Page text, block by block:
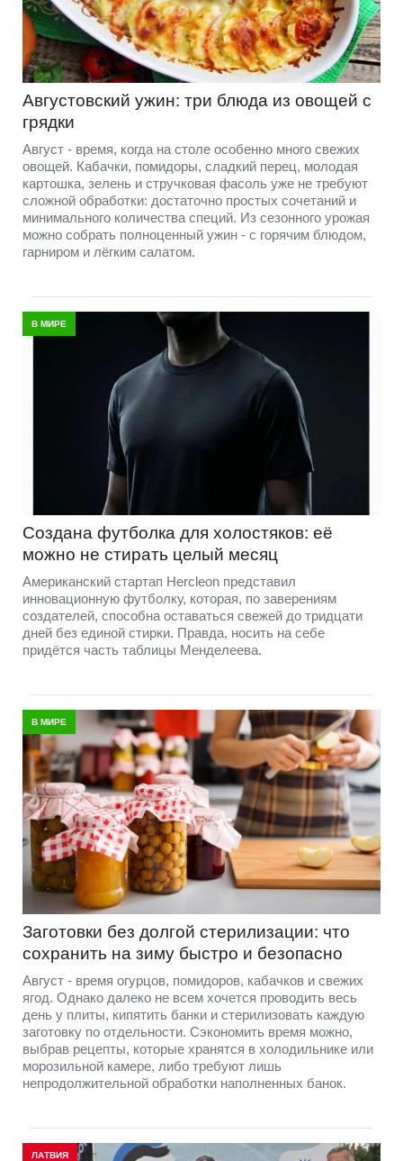
Августовский ужин: три блюда из овощей с
грядки
Август - время, когда на столе особенно много свежих
овощей. Кабачки, помидоры, сладкий перец, молодая
картошка, зелень и стручковая фасоль уже не требуют
сложной обработки: достаточно простых сочетаний и
минимального количества специй. Из сезонного урожая
можно собрать полноценный ужин - с горячим блюдом,
гарниром и лёгким салатом.
В МИРЕ
Создана футболка для холостяков: её
можно не стирать целый месяц
Американский стартап Hercleon представил
инновационную футболку, которая, по заверениям
создателей, способна оставаться свежей до тридцати
дней без единой стирки. Правда, носить на себе
придётся часть таблицы Менделеева.
В МИРЕ
Заготовки без долгой стерилизации: что
сохранить на зиму быстро и безопасно
Август - время огурцов, помидоров, кабачков и свежих
ягод. Однако далеко не всем хочется проводить весь
день у плиты, кипятить банки и стерилизовать каждую
заготовку по отдельности. Сэкономить время можно,
выбрав рецепты, которые хранятся в холодильнике или
морозильной камере, либо требуют лишь
непродолжительной обработки наполненных банок.
ЛАТВИЯ